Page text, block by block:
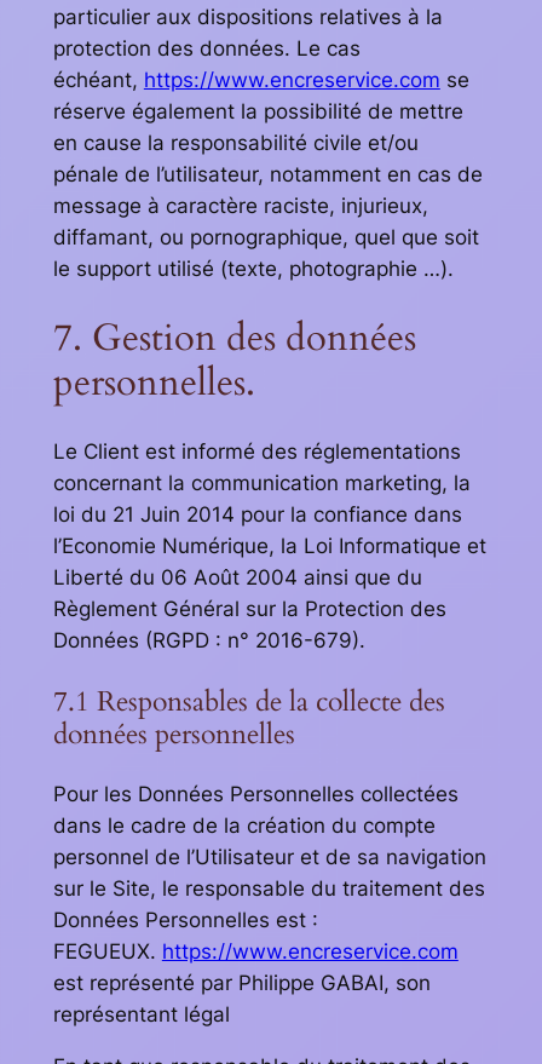
particulier aux dispositions relatives à la
protection des données. Le cas
échéant, https://www.encreservice.com se
réserve également la possibilité de mettre
en cause la responsabilité civile et/ou
pénale de l’utilisateur, notamment en cas de
message à caractère raciste, injurieux,
diffamant, ou pornographique, quel que soit
le support utilisé (texte, photographie …).
7. Gestion des données
personnelles.
Le Client est informé des réglementations
concernant la communication marketing, la
loi du 21 Juin 2014 pour la confiance dans
l’Economie Numérique, la Loi Informatique et
Liberté du 06 Août 2004 ainsi que du
Règlement Général sur la Protection des
Données (RGPD : n° 2016-679).
7.1 Responsables de la collecte des
données personnelles
Pour les Données Personnelles collectées
dans le cadre de la création du compte
personnel de l’Utilisateur et de sa navigation
sur le Site, le responsable du traitement des
Données Personnelles est :
FEGUEUX. https://www.encreservice.com
est représenté par Philippe GABAI, son
représentant légal